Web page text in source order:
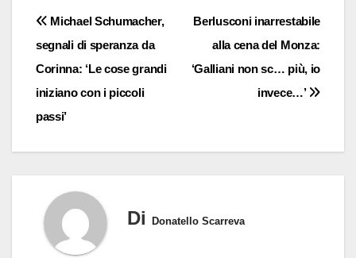
Navigazione
articoli
Berlusconi inarrestabile
alla cena del Monza:
‘Galliani non sc… più, io
invece…’
Michael Schumacher,
segnali di speranza da
Corinna: ‘Le cose grandi
iniziano con i piccoli
passi’
Di Donatello Scarreva